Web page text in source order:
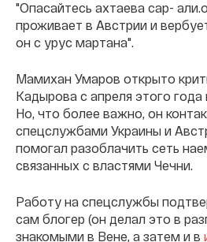
"Опасайтесь ахтаева сар-
проживает в Австрии и
он с урус мартана".
Мамихан Умаров открыто
Кадырова с апреля этого
Но, что более важно, он
спецслужбами Украины и
помогал разоблачить сеть
связанных с властями Чечни.
Работу на спецслужбы
сам блогер (он делал это в
знакомыми в Вене, а затем и в